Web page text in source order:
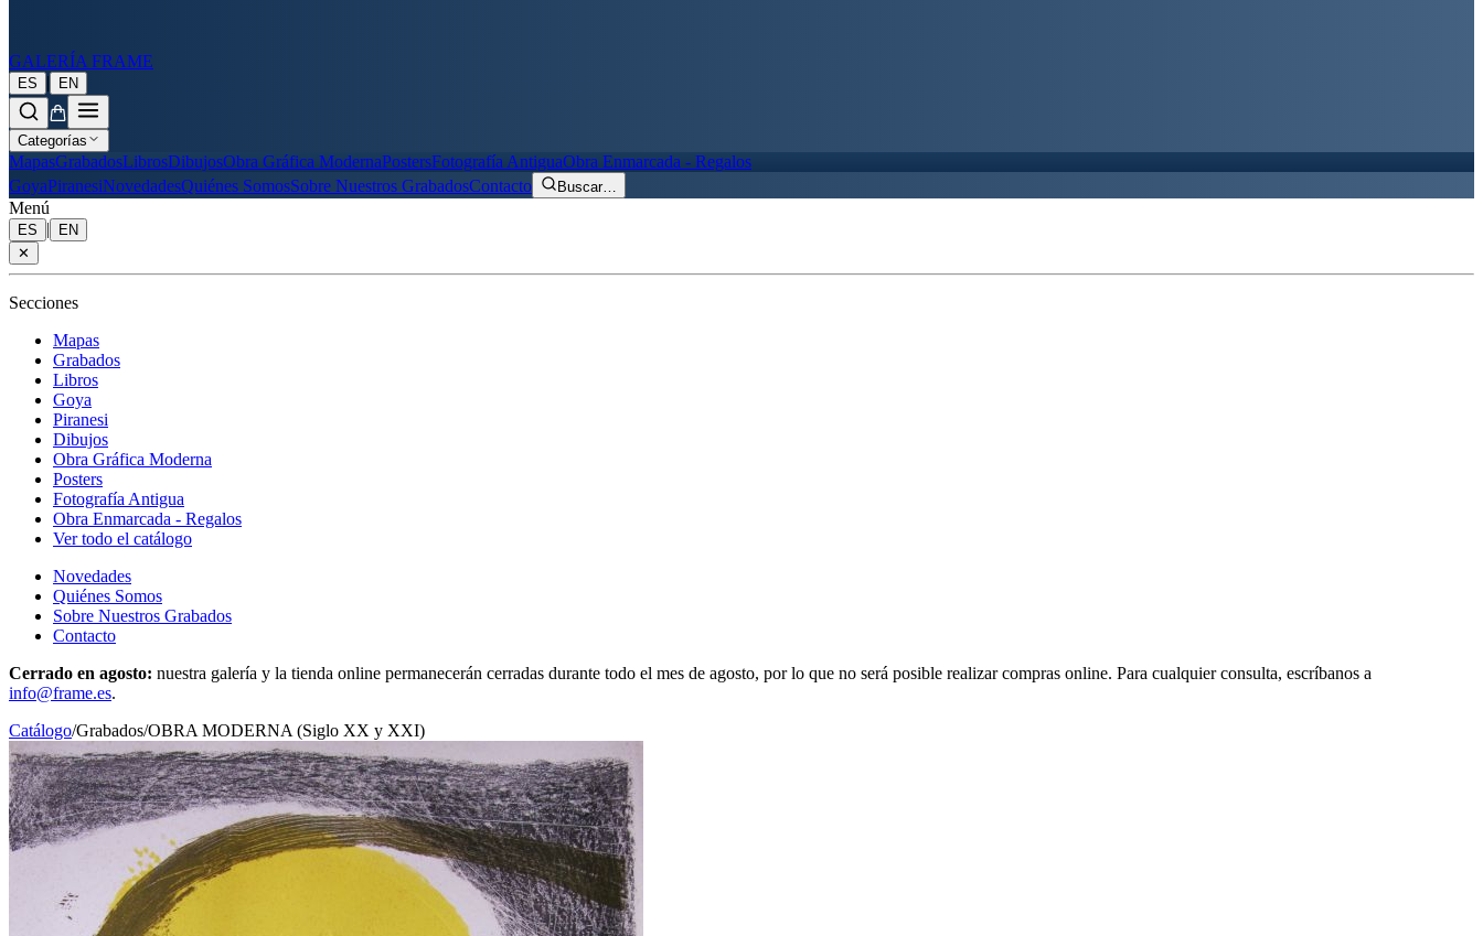
GALERÍA FRAME
ES | EN
Categorías
MapasGrabadosLibrosDibujosObra Gráfica ModernaPostersFotografía AntiguaObra Enmarcada - Regalos
GoyaPiranesiNovedadesQuiénes SomosSobre Nuestros GrabadosContacto Buscar…
Menú
ES |
EN
✕
Secciones
Mapas
Grabados
Libros
Goya
Piranesi
Dibujos
Obra Gráfica Moderna
Posters
Fotografía Antigua
Obra Enmarcada - Regalos
Ver todo el catálogo
Novedades
Quiénes Somos
Sobre Nuestros Grabados
Contacto
Cerrado en agosto: nuestra galería y la tienda online permanecerán cerradas durante todo el mes de agosto, por lo que no será posible realizar compras online. Para cualquier consulta, escríbanos a
info@frame.es.
Catálogo/Grabados/OBRA MODERNA (Siglo XX y XXI)